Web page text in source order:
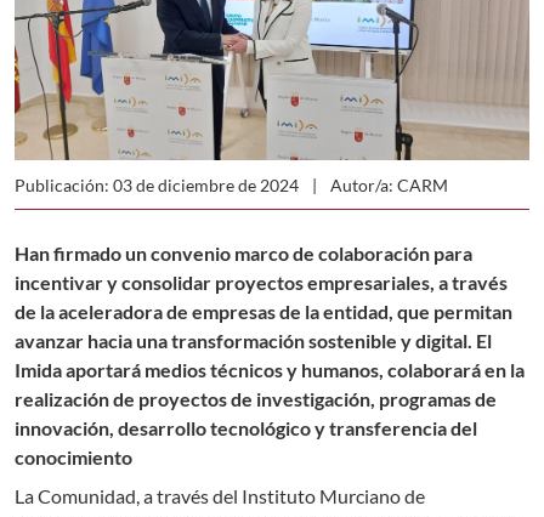
Publicación: 03 de diciembre de 2024 Autor/a: CARM
Han firmado un convenio marco de colaboración para
incentivar y consolidar proyectos empresariales, a través
de la aceleradora de empresas de la entidad, que permitan
avanzar hacia una transformación sostenible y digital. El
Imida aportará medios técnicos y humanos, colaborará en la
realización de proyectos de investigación, programas de
innovación, desarrollo tecnológico y transferencia del
conocimiento
La Comunidad, a través del Instituto Murciano de